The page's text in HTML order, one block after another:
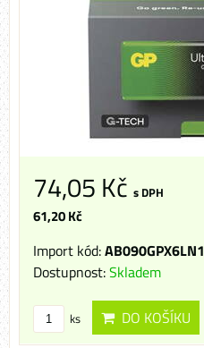
74,05 Kč s DPH
61,20 Kč
Import kód:AB090GPX6LN1
Dostupnost:Skladem
ks DO KOŠÍKU